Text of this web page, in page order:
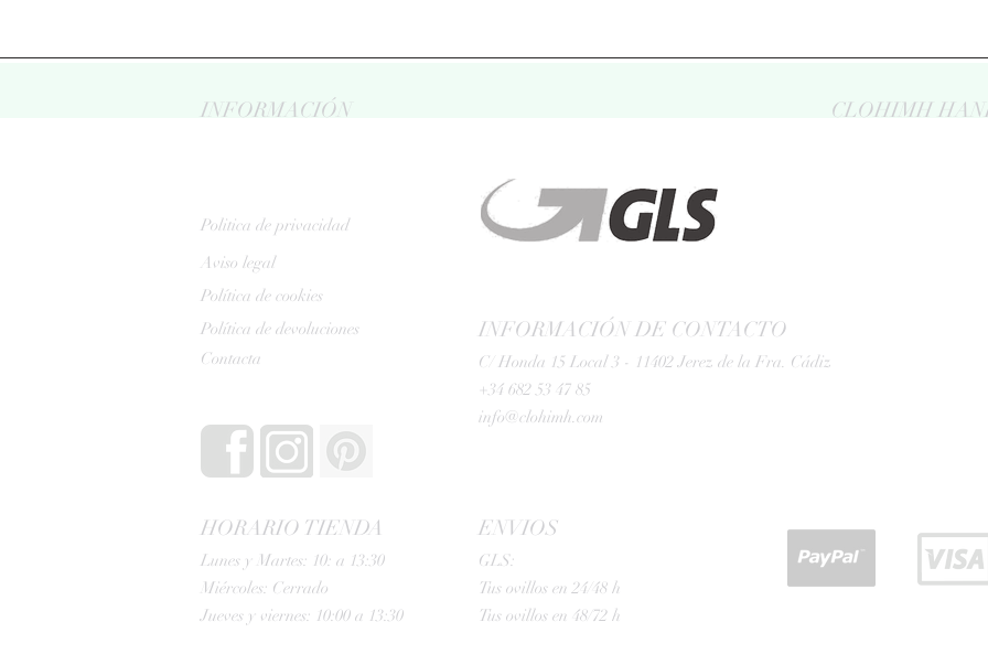
INFORMACIÓN CLOHIMH
Politica de privacidad
Aviso legal
Política de cookies
Política de devoluciones
Contacta
INFORMACIÓN DE CONTACTO
C/ Honda 15 Local 3 - 11402 Jerez de la Fra. Cádiz
+34 682 53 47 85
info@clohimh.com
HORARIO TIENDA
Lunes y Martes: 10: a 13:30
Miércoles: Cerrado
Jueves y viernes: 10:00 a 13:30
ENVIOS
GLS:
Tus ovillos en 24/48 h
Tus ovillos en 48/72 h